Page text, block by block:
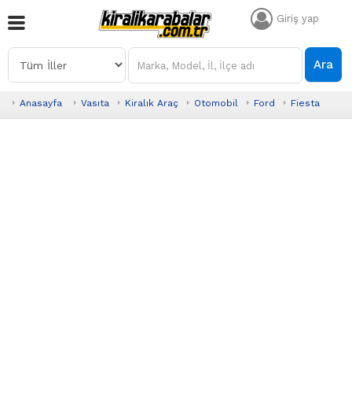
Giriş yap
Ara
Anasayfa Vasıta Kiralık Araç Otomobil Ford Fiesta